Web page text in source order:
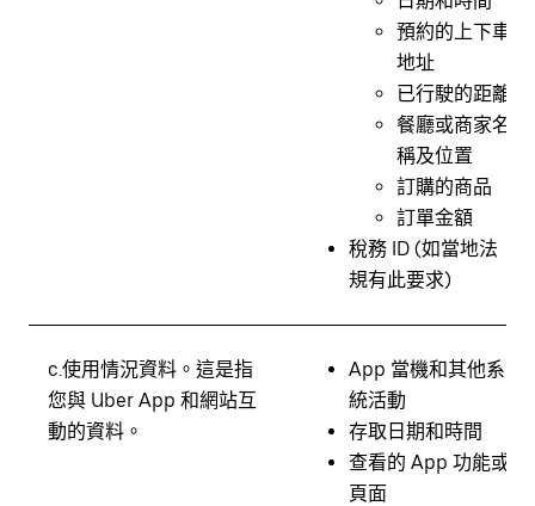
預約的上下車
地址
已行駛的距離
餐廳或商家名
稱及位置
訂購的商品
訂單金額
稅務 ID (如當地法
規有此要求)
c. 使用情況資料。 這是指
您與 Uber App 和網站互
動的資料。
App 當機和其他系
統活動
存取日期和時間
查看的 App 功能或
頁面